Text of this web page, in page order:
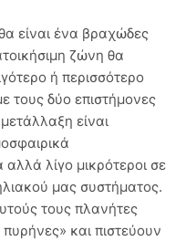
είναι ένα βραχώδες
ζώνη θα
ή περισσότερο
τους δύο επιστήμονες
είναι
λίγο μικρότεροι σε
μας συστήματος.
τους πλανήτες
και πιστεύουν